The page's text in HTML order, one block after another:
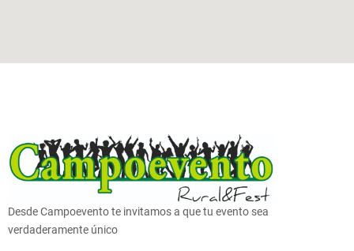
Desde Campoevento te invitamos a que tu evento sea
verdaderamente único